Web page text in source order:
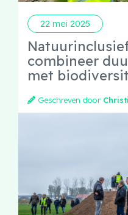
22 mei 2025
combineer
met
Geschreven door